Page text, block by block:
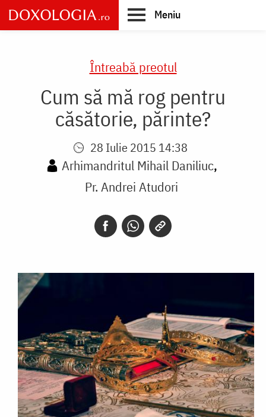
Skip
to
main
Meniu
Întreabă preotul
Cum să mă rog pentru
căsătorie, părinte?
28 Iulie 2015 14:38
Arhimandritul Mihail Daniliuc
Pr. Andrei Atudori